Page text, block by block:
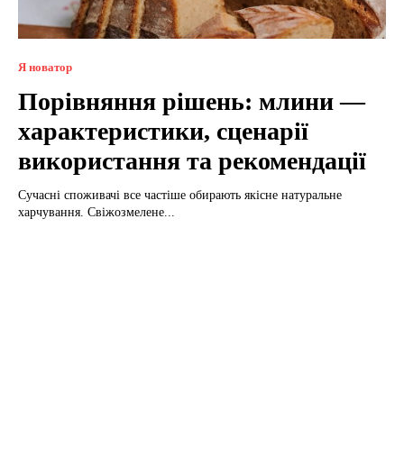
Я новатор
Порівняння рішень: млини —
характеристики, сценарії
використання та рекомендації
Сучасні споживачі все частіше обирають якісне натуральне
харчування. Свіжозмелене...